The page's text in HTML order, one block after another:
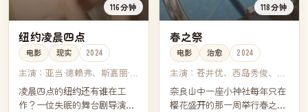
116分钟
纽约凌晨四点
电影 现实 2024
主演：亚当·德赖弗、斯嘉丽·
约翰逊、劳拉·邓恩、雷·利奥
塔
凌晨四点的纽约还有谁在工
作？一位失眠的舞台剧导演决
118分钟
春之祭
电影 治愈 2024
主演： 苍井优、西岛秀俊、田
中丽奈、永山瑛太
奈良山中一座小神社每年只在
樱花盛开的那一周举行春之